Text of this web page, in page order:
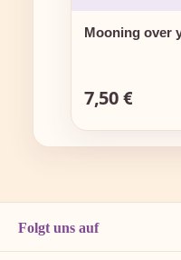
Mooning over
Regulärer
7,50 €
Folgt uns auf